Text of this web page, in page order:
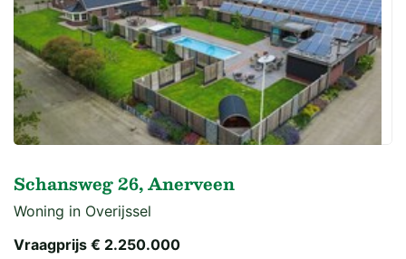
Schansweg 26, Anerveen
Woning in Overijssel
Vraagprijs € 2.250.000